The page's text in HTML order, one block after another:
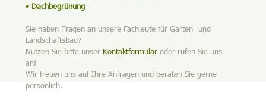
• Dachbegrünung
Sie haben Fragen an unsere Fachleute für Garten- und
Landschaftsbau?
Nutzen Sie bitte unser Kontaktformular oder rufen Sie uns
an!
Wir freuen uns auf Ihre Anfragen und beraten Sie gerne
persönlich.